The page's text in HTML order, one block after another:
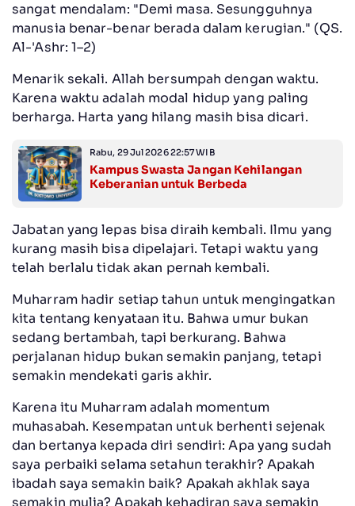
sangat mendalam: "Demi masa. Sesungguhnya
manusia benar-benar berada dalam kerugian." (QS.
Al-'Ashr: 1–2)
Menarik sekali. Allah bersumpah dengan waktu.
Karena waktu adalah modal hidup yang paling
berharga. Harta yang hilang masih bisa dicari.
Rabu, 29 Jul 2026 22:57 WIB
Kampus Swasta Jangan Kehilangan
Keberanian untuk Berbeda
Jabatan yang lepas bisa diraih kembali. Ilmu yang
kurang masih bisa dipelajari. Tetapi waktu yang
telah berlalu tidak akan pernah kembali.
Muharram hadir setiap tahun untuk mengingatkan
kita tentang kenyataan itu. Bahwa umur bukan
sedang bertambah, tapi berkurang. Bahwa
perjalanan hidup bukan semakin panjang, tetapi
semakin mendekati garis akhir.
Karena itu Muharram adalah momentum
muhasabah. Kesempatan untuk berhenti sejenak
dan bertanya kepada diri sendiri: Apa yang sudah
saya perbaiki selama setahun terakhir? Apakah
ibadah saya semakin baik? Apakah akhlak saya
semakin mulia? Apakah kehadiran saya semakin